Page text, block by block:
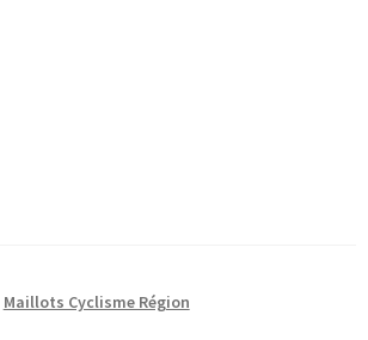
Maillots Cyclisme Région